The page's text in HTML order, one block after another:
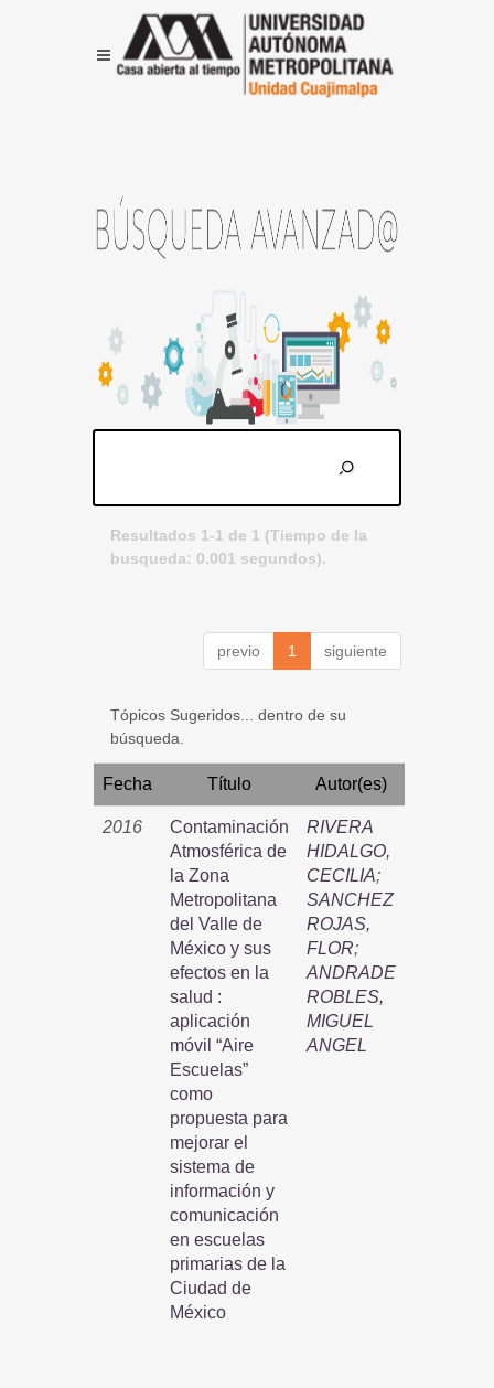
Resultados 1-1 de 1 (Tiempo de la
busqueda: 0.001 segundos).
previo 1 siguiente
Tópicos Sugeridos... dentro de su
búsqueda.
Fecha Título Autor(es)
2016
Contaminación
Atmosférica de
la Zona
Metropolitana
del Valle de
México y sus
efectos en la
salud :
aplicación
móvil “Aire
Escuelas”
como
propuesta para
mejorar el
sistema de
información y
comunicación
en escuelas
primarias de la
Ciudad de
México
RIVERA
HIDALGO,
CECILIA;
SANCHEZ
ROJAS,
FLOR;
ANDRADE
ROBLES,
MIGUEL
ANGEL